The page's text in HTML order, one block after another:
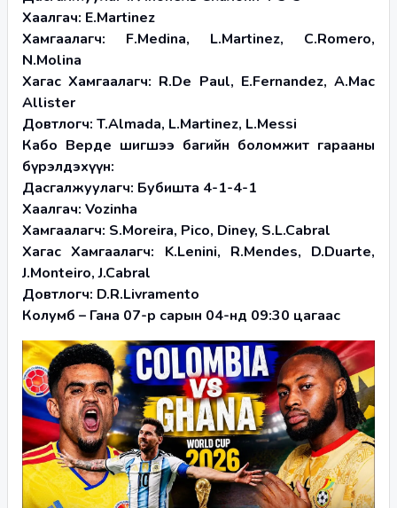
Хаалгач: E.Martinez
Хамгаалагч: F.Medina, L.Martinez, C.Romero,
N.Molina
Хагас Хамгаалагч: R.De Paul, E.Fernandez, A.Mac
Allister
Довтлогч: T.Almada, L.Martinez, L.Messi
Кабо Верде шигшээ багийн боломжит гарааны
бүрэлдэхүүн:
Дасгалжуулагч: Бубишта 4-1-4-1
Хаалгач: Vozinha
Хамгаалагч: S.Moreira, Pico, Diney, S.L.Cabral
Хагас Хамгаалагч: K.Lenini, R.Mendes, D.Duarte,
J.Monteiro, J.Cabral
Довтлогч: D.R.Livramento
Колумб – Гана 07-р сарын 04-нд 09:30 цагаас